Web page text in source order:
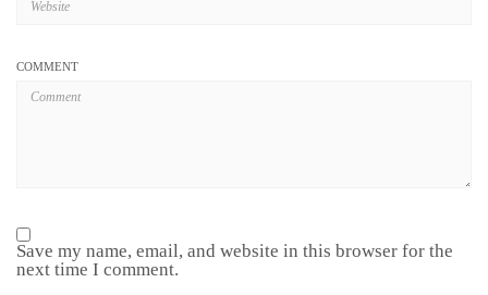
COMMENT
Save my name, email, and website in this browser for the
next time I comment.